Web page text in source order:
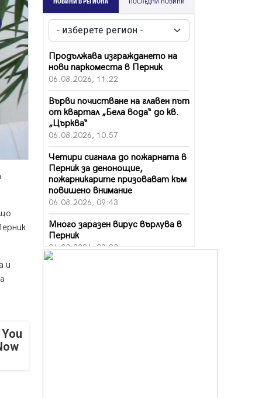
и
НОВИНИ В РЕГИОНА ПОСЛЕДНИ НОВИНИ
Продължава изграждането на
нови паркоместа в Перник
06.08.2026, 11:22
Върви почистване на главен път
от квартал „Бела вода“ до кв.
„Църква“
06.08.2026, 10:57
Четири сигнала до пожарната в
Перник за денонощие,
пожарникарите призовават към
повишено внимание
06.08.2026, 09:43
Много заразен вирус върлува в
Перник
06.08.2026, 09:28